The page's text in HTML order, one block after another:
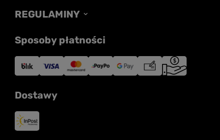
REGULAMINY
Sposoby płatności
Dostawy